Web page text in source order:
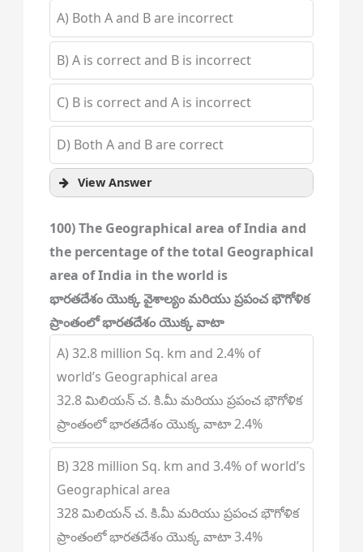
A) Both A and B are incorrect
B) A is correct and B is incorrect
C) B is correct and A is incorrect
D) Both A and B are correct
View Answer
100) The Geographical area of India and
the percentage of the total Geographical
area of India in the world is
భారతదేశం యొక్క వైశాల్యం మరియు ప్రపంచ భౌగోళిక
ప్రాంతంలో భారతదేశం యొక్క వాటా
A) 32.8 million Sq. km and 2.4% of
world’s Geographical area
32.8 మిలియన్ చ. కి.మీ మరియు ప్రపంచ భౌగోళిక
ప్రాంతంలో భారతదేశం యొక్క వాటా 2.4%
B) 328 million Sq. km and 3.4% of world’s
Geographical area
328 మిలియన్ చ. కి.మీ మరియు ప్రపంచ భౌగోళిక
ప్రాంతంలో భారతదేశం యొక్క వాటా 3.4%